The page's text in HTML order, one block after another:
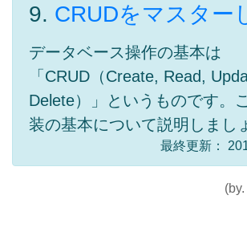
9. CRUDをマスター
データベース操作の基本は
「CRUD（Create, Read,
Delete）」というものです。
装の基本について説明しまし
最終更新：
(by.